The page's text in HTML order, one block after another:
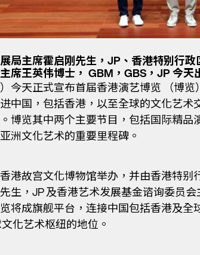
展局主席霍启刚先生，JP、香港特别行
席王英伟博士， GBM，GBS，JP 今
今天正式宣布首届香港演艺博览 （博览
中国，包括香港，以至全球的文化艺
博览其中两个主要节目，包括国际精
洲文化艺术的重要里程碑。
港故宫文化博物馆举办，并由香港特
生，JP 及香港艺术发展基金谘询委员
将成旗舰平台，连接中国包括香港及
化艺术枢纽的地位。